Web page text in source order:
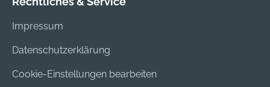
Impressum
Datenschutzerklärung
Cookie-Einstellungen bearbeiten